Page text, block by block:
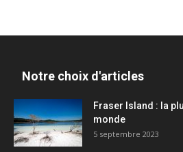
Notre choix d'articles
Fraser Island : la
monde
5 septembre 2023